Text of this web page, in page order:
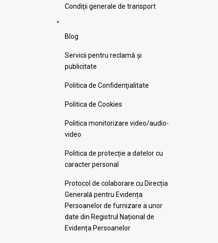
Condiţii generale de transport
Blog
Servicii pentru reclamă și
publicitate
Politica de Confidenţialitate
Politica de Cookies
Politica monitorizare video/audio-
video
Politica de protecție a datelor cu
caracter personal
Protocol de colaborare cu Direcția
Generală pentru Evidența
Persoanelor de furnizare a unor
date din Registrul Național de
Evidența Persoanelor